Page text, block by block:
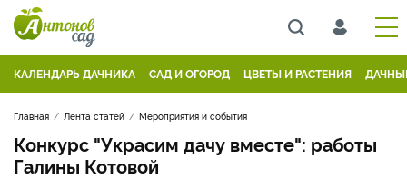
КАЛЕНДАРЬ ДАЧНИКА САД И ОГОРОД ЦВЕТЫ И РАСТЕНИЯ
Главная Лента статей Мероприятия и события
Конкурс "Украсим дачу вместе": работы
Галины Котовой